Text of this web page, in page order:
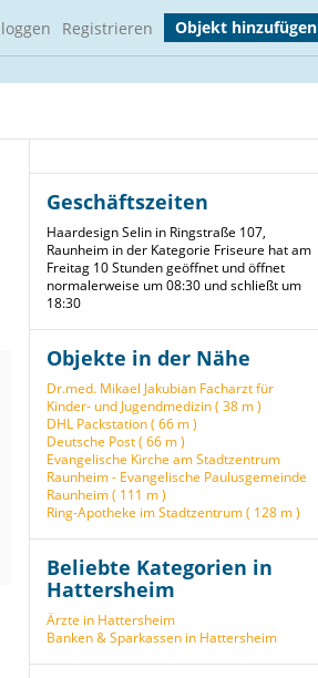
Registrieren Objekt hinzufügen
Geschäftszeiten
Haardesign Selin in Ringstraße 107,
Raunheim in der Kategorie Friseure hat am
Freitag 10 Stunden geöffnet und öffnet
normalerweise um 08:30 und schließt um
18:30
Objekte in der Nähe
Dr.med. Mikael Jakubian Facharzt für
Kinder- und Jugendmedizin ( 38 m )
DHL Packstation ( 66 m )
Deutsche Post ( 66 m )
Evangelische Kirche am Stadtzentrum
Raunheim - Evangelische Paulusgemeinde
Raunheim ( 111 m )
Ring-Apotheke im Stadtzentrum ( 128 m )
Beliebte Kategorien in
Hattersheim
Ärzte in Hattersheim
Banken & Sparkassen in Hattersheim